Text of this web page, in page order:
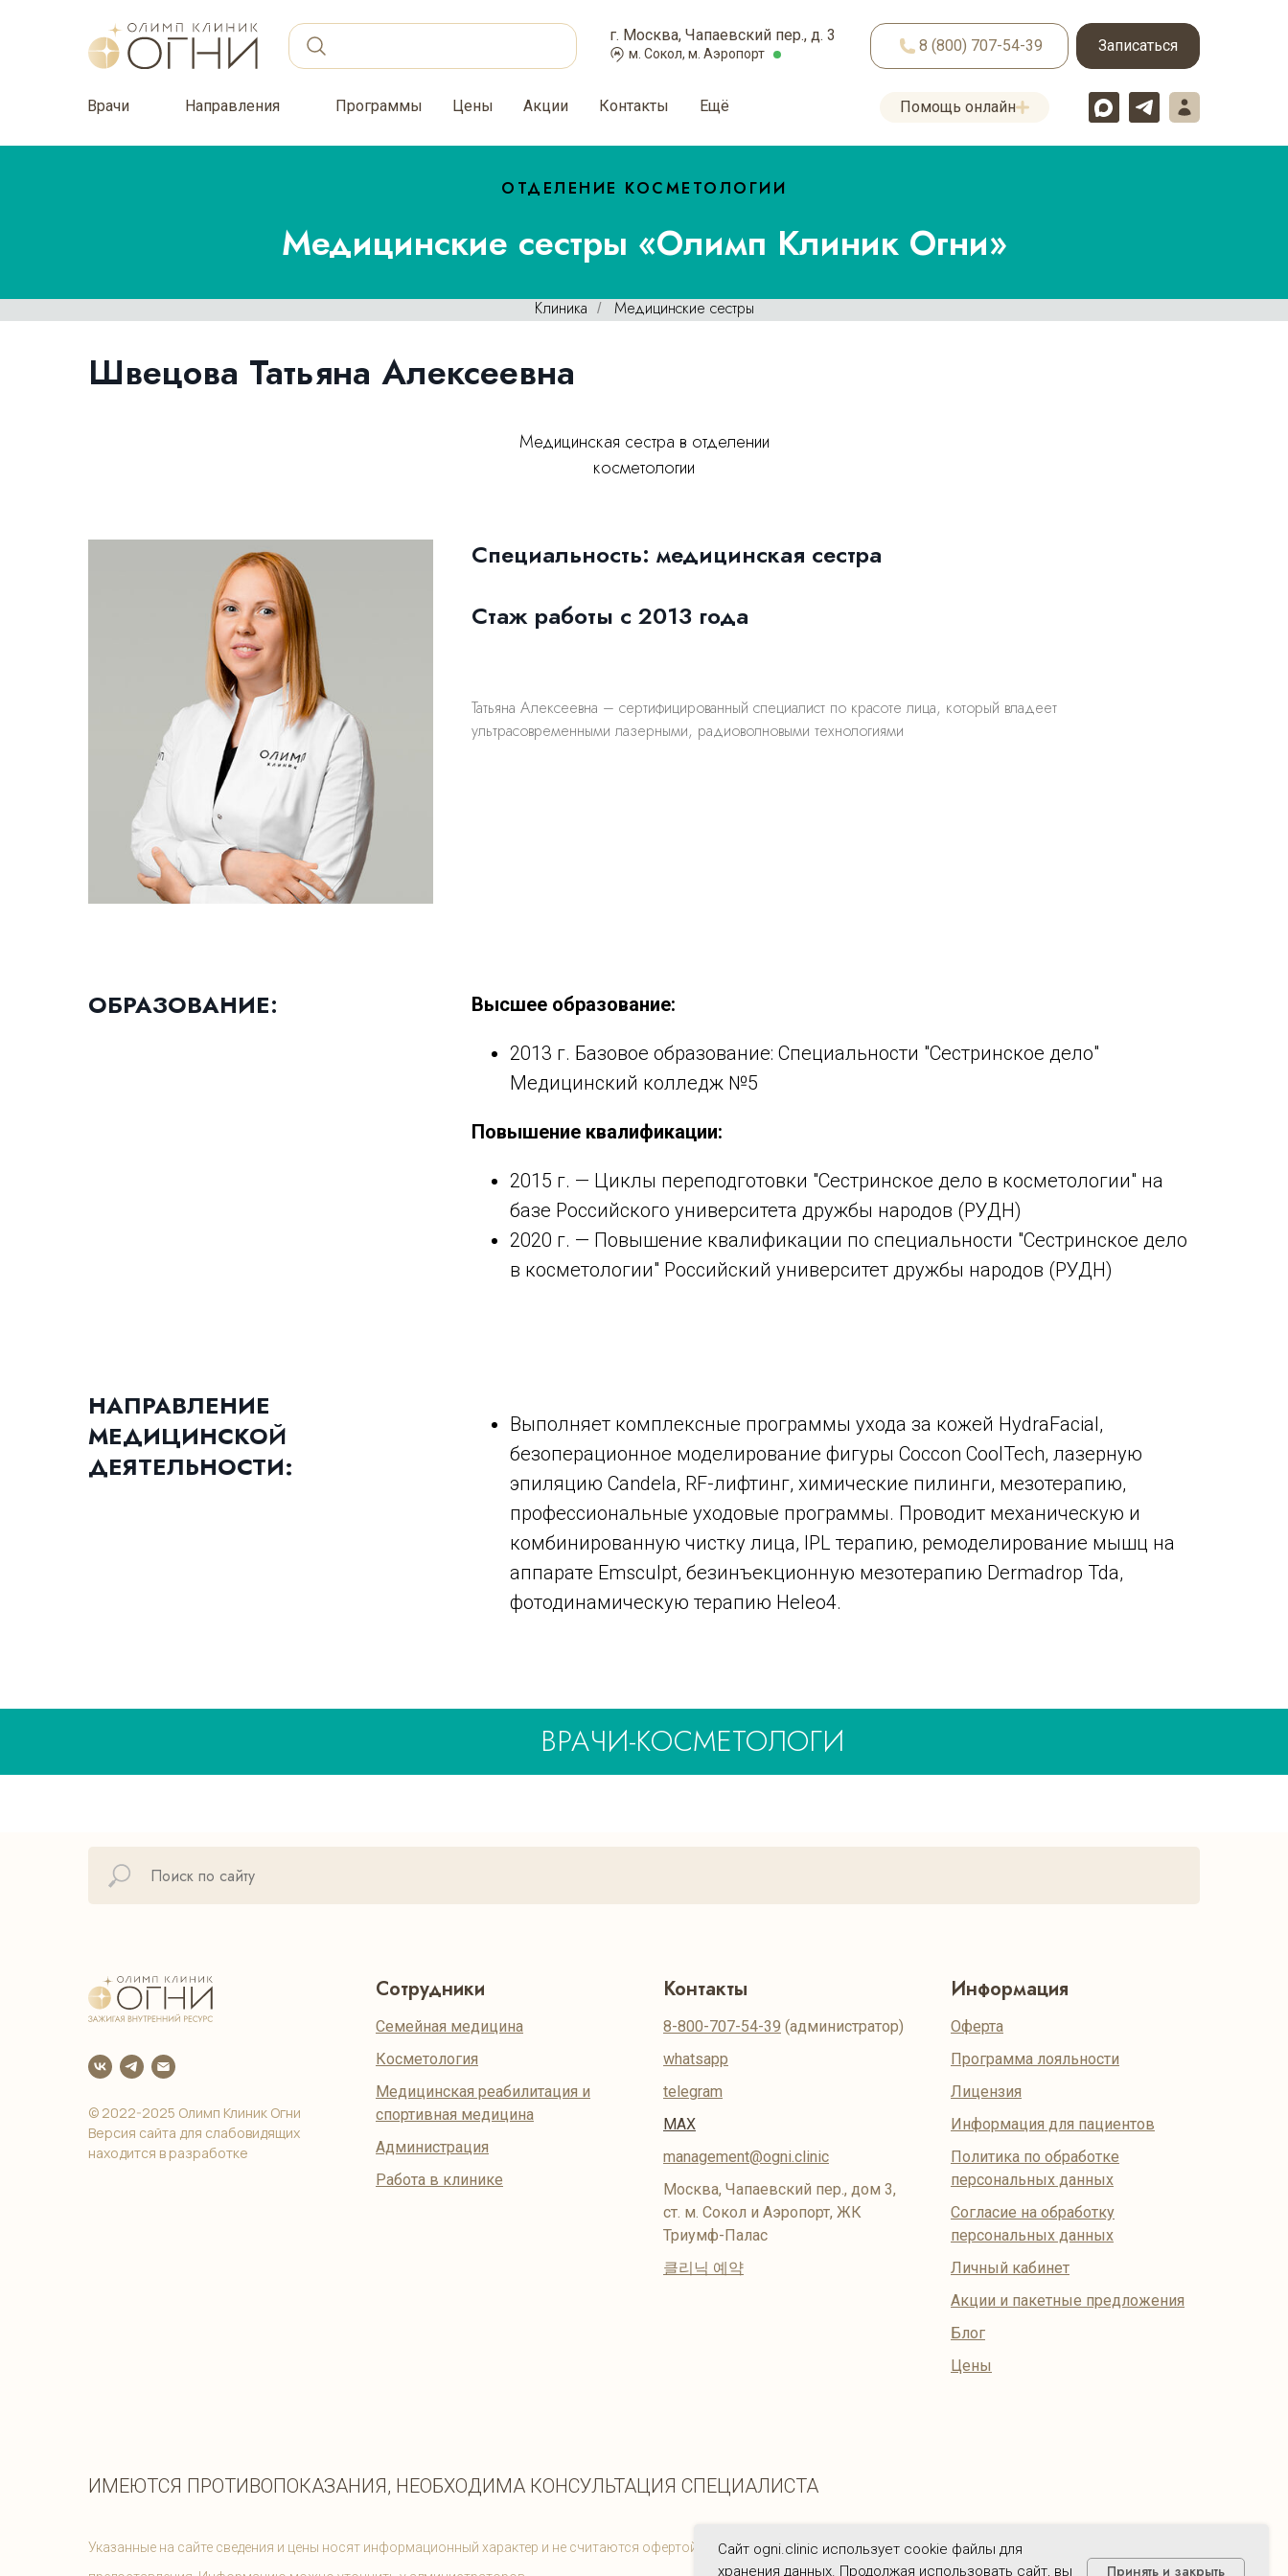
Записаться
8 (800) 707-54-39
Ещё
Контакты
Акции
Цены
Программы
Направления
Врачи Помощь онлайн
м. Сокол, м. Аэропорт
г. Москва, Чапаевский пер., д. 3
ОТДЕЛЕНИЕ КОСМЕТОЛОГИИ
Медицинские сестры «Олимп Клиник Огни»
Клиника / Медицинские сестры
Швецова Татьяна Алексеевна
Медицинская сестра в отделении
косметологии
Специальность: медицинская сестра
Стаж работы с 2013 года
Татьяна Алексеевна – сертифицированный специалист по красоте лица, который владеет
ультрасовременными лазерными, радиоволновыми технологиями
ОБРАЗОВАНИЕ: Высшее образование:
2013 г. Базовое образование: Специальности "Сестринское дело"
Медицинский колледж №5
Повышение квалификации:
2015 г. — Циклы переподготовки "Сестринское дело в косметологии" на
базе Российского университета дружбы народов (РУДН)
2020 г. — Повышение квалификации по специальности "Сестринское дело
в косметологии" Российский университет дружбы народов (РУДН)
НАПРАВЛЕНИЕ
МЕДИЦИНСКОЙ
ДЕЯТЕЛЬНОСТИ:
Выполняет комплексные программы ухода за кожей HydraFacial,
безоперационное моделирование фигуры Coccon CoolTech, лазерную
эпиляцию Candela, RF-лифтинг, химические пилинги, мезотерапию,
профессиональные уходовые программы. Проводит механическую и
комбинированную чистку лица, IPL терапию, ремоделирование мышц на
аппарате Emsculpt, безинъекционную мезотерапию Dermadrop Tda,
фотодинамическую терапию Heleo4.
ВРАЧИ-КОСМЕТОЛОГИ
Сайт ogni.clinic использует cookie файлы для
хранения данных. Продолжая использовать сайт, вы
Принять и закрыть
© 2022-2025 Олимп Клиник Огни
Версия сайта для слабовидящих
находится в разработке
Сотрудники
Семейная медицина
Косметология
Медицинская реабилитация и
спортивная медицина
Администрация
Работа в клинике
Контакты
8-800-707-54-39 (администратор)
whatsapp
telegram
MAX
management@ogni.clinic
Москва, Чапаевский пер., дом 3,
ст. м. Сокол и Аэропорт, ЖК
Триумф-Палас
클리닉 예약
Информация
Оферта
Программа лояльности
Лицензия
Информация для пациентов
Политика по обработке
персональных данных
Согласие на обработку
персональных данных
Личный кабинет
Акции и пакетные предложения
Блог
Цены
ИМЕЮТСЯ ПРОТИВОПОКАЗАНИЯ, НЕОБХОДИМА КОНСУЛЬТАЦИЯ СПЕЦИАЛИСТА
Указанные на сайте сведения и цены носят информационный характер и не считаются офертой. Цены на услуги соответствуют актуальному прейскуранту на момент их